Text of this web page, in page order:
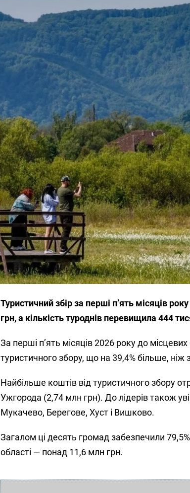
Туристичний збір за перші п’ять місяців
грн, а кількість туроднів перевищила 444
За перші п’ять місяців 2026 року до
туристичного збору, що на 39,4% більше, ніж
Найбільше коштів від туристичного збору
Ужгорода (2,74 млн грн). До лідерів також
Мукачево, Берегове, Хуст і Вишково.
Загалом ці десять громад забезпечили
області — понад 11,6 млн грн.